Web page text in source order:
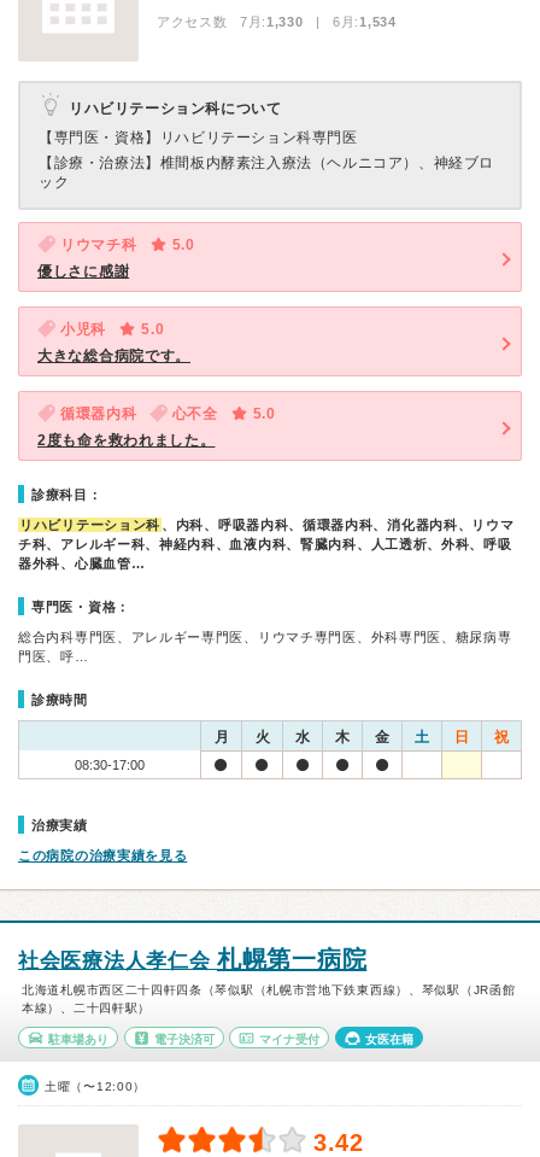
アクセス数 7月:1,330 | 6月:1,534
リハビリテーション科について
【専門医・資格】
リハビリテーション科専門医
【診療・治療法】 椎間板内酵素注入療法（ヘルニコア）、神経ブロ
ック
リウマチ科
5.0
優しさに感謝
小児科
5.0
大きな総合病院です。
循環器内科 心不全
5.0
2度も命を救われました。
診療科目：
リハビリテーション科 、内科、呼吸器内科、循環器内科、消化器内科、リウマ
チ科、アレルギー科、神経内科、血液内科、腎臓内科、人工透析、外科、呼吸
器外科、心臓血管…
専門医・資格：
総合内科専門医、アレルギー専門医、リウマチ専門医、外科専門医、糖尿病専
門医、呼…
診療時間
月 火 水 木 金 土 日 祝
08:30-17:00
治療実績
この病院の治療実績を見る
社会医療法人孝仁会 札幌第一病院
北海道札幌市西区二十四軒四条（琴似駅（札幌市営地下鉄東西線）、琴似駅（JR函館
本線）、二十四軒駅）
駐車場あり 電子決済可 マイナ受付 女医在籍
土曜（〜12:00）
3.42